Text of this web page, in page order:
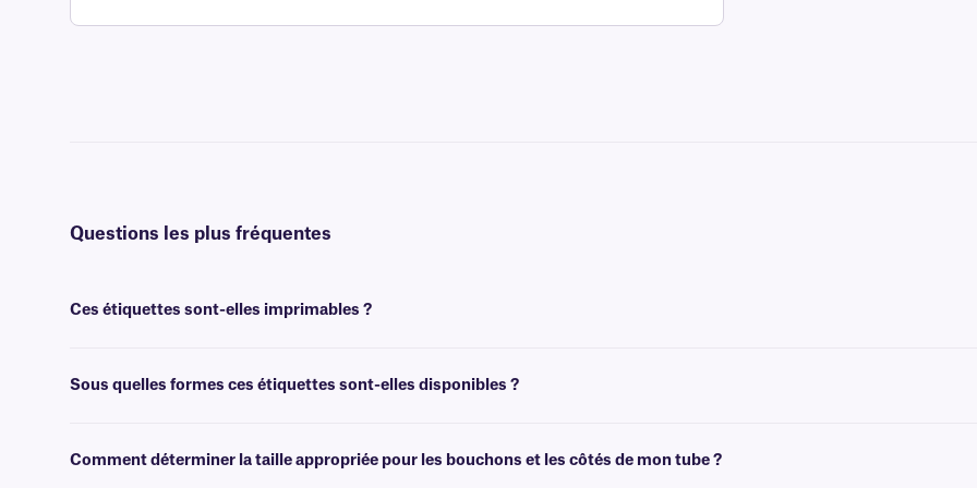
Questions les plus fréquentes
Ces étiquettes sont-elles imprimables ?
Sous quelles formes ces étiquettes sont-elles disponibles ?
Comment déterminer la taille appropriée pour les bouchons et les côtés de mon tube ?